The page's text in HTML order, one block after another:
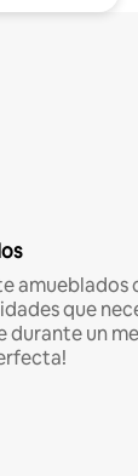
amueblados
que
durante un